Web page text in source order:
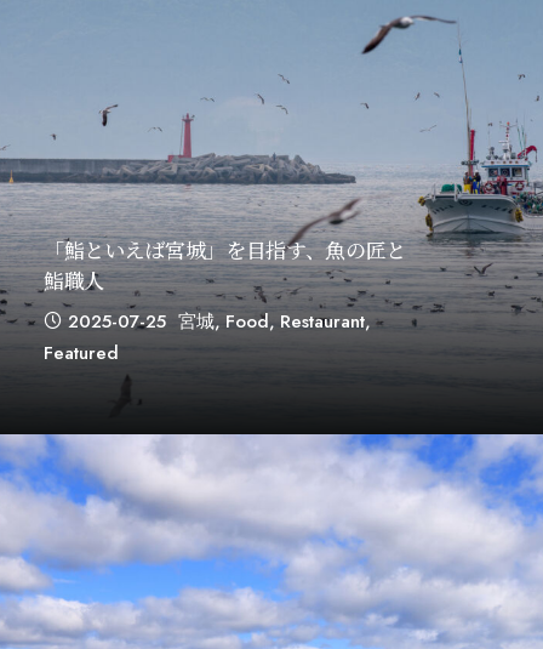
「鮨といえば宮城」を目指す、魚の匠と
鮨職人
2025-07-25 宮城,Food,Restaurant,
Featured